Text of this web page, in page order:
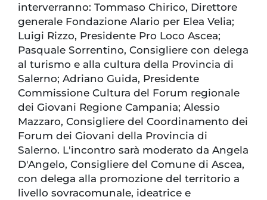
interverranno: Tommaso Chirico, Direttore
generale Fondazione Alario per Elea Velia;
Luigi Rizzo, Presidente Pro Loco Ascea;
Pasquale Sorrentino, Consigliere con delega
al turismo e alla cultura della Provincia di
Salerno; Adriano Guida, Presidente
Commissione Cultura del Forum regionale
dei Giovani Regione Campania; Alessio
Mazzaro, Consigliere del Coordinamento dei
Forum dei Giovani della Provincia di
Salerno. L'incontro sarà moderato da Angela
D'Angelo, Consigliere del Comune di Ascea,
con delega alla promozione del territorio a
livello sovracomunale, ideatrice e